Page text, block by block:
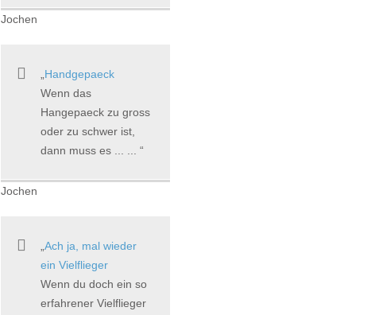
Jochen
Handgepaeck
Wenn das
Hangepaeck zu gross
oder zu schwer ist,
dann muss es ... ...
Jochen
Ach ja, mal wieder
ein Vielflieger
Wenn du doch ein so
erfahrener Vielflieger